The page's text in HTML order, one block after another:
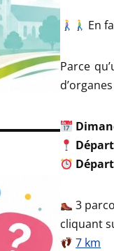
En
Parce
3
cliquant
7 km